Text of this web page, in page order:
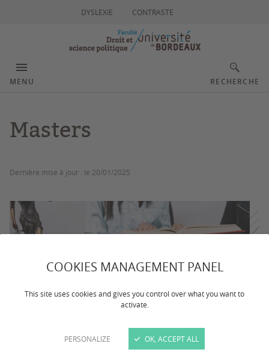
COOKIES MANAGEMENT PANEL
This site uses cookies and gives you control over what you want to
activate.
PERSONALIZE OK, ACCEPT ALL
DYSLEXIE CONTRASTE
MENU RECHERCHE
Masters
Dernière mise à jour : le 20/01/2025